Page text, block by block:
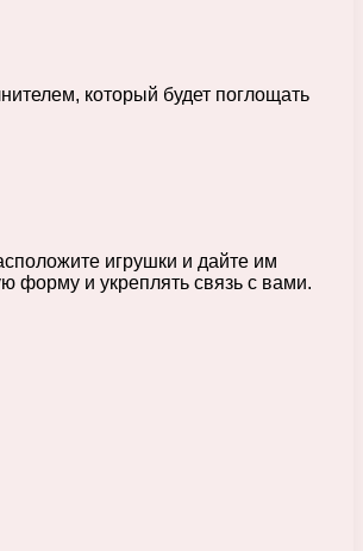
который будет поглощать
игрушки и дайте им
форму и укреплять связь с вами.